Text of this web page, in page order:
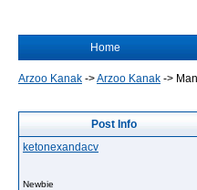
Home
Arzoo Kanak ->Arzoo Kanak ->
Post Info
ketonexandacv
Newbie